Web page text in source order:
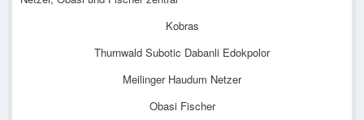
Kobras
Thurnwald Subotic Dabanli Edokpolor
Meilinger Haudum Netzer
Obasi Fischer